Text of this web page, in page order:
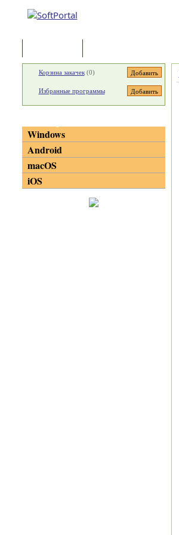
Корзина закачек(0)
Избранные программы
Windows
Android
macOS
iOS